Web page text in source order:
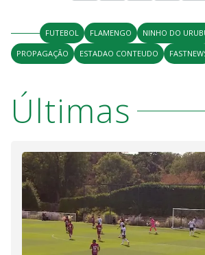
FUTEBOL FLAMENGO NINHO DO
PROPAGAÇÃO
ESTADAO CONTEUDO
Últimas